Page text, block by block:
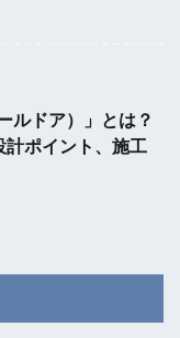
ルドア）」とは？
ポイント、施工